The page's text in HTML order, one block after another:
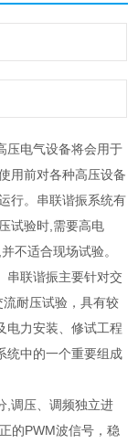
压电气设备将会用于
用前对各种高压设备
行。串联谐振系统有
试验时,需要高电
不适合现场试验。
串联谐振主要针对交
耐压试验，具有较
电力安装、修试工程
统中的一个重要组成
,调压、调频独立进
的PWM波信号，稳